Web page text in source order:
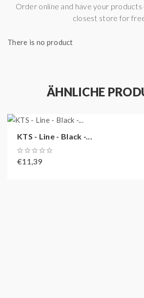
Aroma:Litschi, Heidelbeere,
Weintraube, Tee
60 ml Leerflasche
Order online and have your
closest store for
There is no product
ÄHNLICHE
KTS - Line - Black -...
€11,39